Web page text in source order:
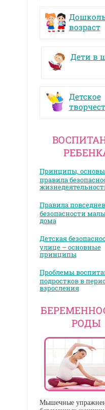
возраст
Дети в
Детское
Принципы,
правила
Правила
безопасности
дома
Детская
улице – основные
принципы
Проблемы
подростков в
взросления
РОДЫ
Мышечные